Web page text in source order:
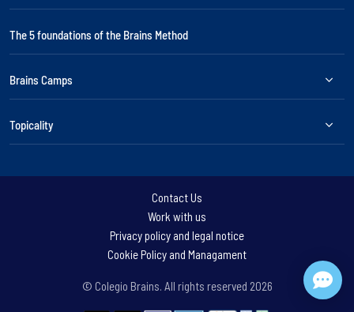
The 5 foundations of the Brains Method
Brains Camps
Topicality
Contact Us
Work with us
Privacy policy and legal notice
Cookie Policy and Managament
© Colegio Brains. All rights reserved 2026